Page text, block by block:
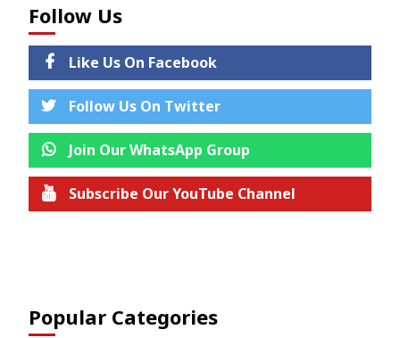
Follow Us
Like Us On Facebook
Follow Us On Twitter
Join Our WhatsApp Group
Subscribe Our YouTube Channel
Popular Categories